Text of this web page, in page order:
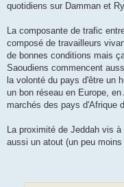
quotidiens sur Damman et
La composante de trafic
composé de travailleurs
de bonnes conditions mais
Saoudiens commencent
la volonté du pays d'être un
un bon réseau en Europe,
marchés des pays d'Afrique
La proximité de Jeddah vis
aussi un atout (un peu